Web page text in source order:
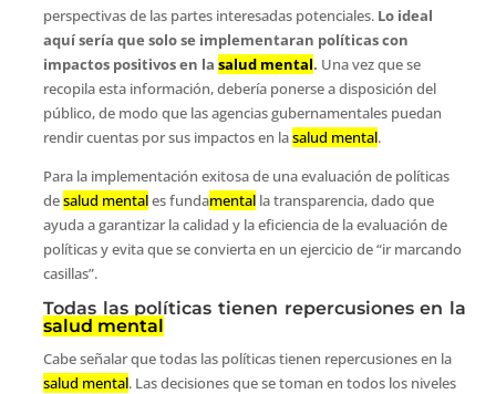
perspectivas de las partes interesadas potenciales.Lo ideal
aquí sería que solo se implementaran políticas con
impactos positivos en la salud mental. Una vez que se
recopila esta información, debería ponerse a disposición del
público, de modo que las agencias gubernamentales puedan
rendir cuentas por sus impactos en lasalud mental.
Para la implementación exitosa de una evaluación de políticas
desalud mentales fundamentalla transparencia, dado que
ayuda a garantizar la calidad y la eficiencia de la evaluación de
políticas y evita que se convierta en un ejercicio de “ir marcando
casillas”.
Todas las políticas tienen repercusiones en la
salud mental
Cabe señalar que todas las políticas tienen repercusiones en la
salud mental. Las decisiones que se toman en todos los niveles